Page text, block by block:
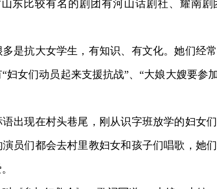
东比较有名的剧团有河山话剧社、耀南剧
抗大女学生，有知识、有文化。她们经常
妇女们动员起来支援抗战”、“大娘大嫂要参
现在村头巷尾，刚从识字班放学的妇女
员们都会去村里教妇女和孩子们唱歌，她